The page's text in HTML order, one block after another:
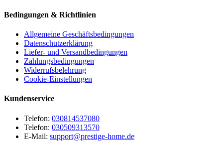
Bedingungen & Richtlinien
Allgemeine Geschäftsbedingungen
Datenschutzerklärung
Liefer- und Versandbedingungen
Zahlungsbedingungen
Widerrufsbelehrung
Cookie-Einstellungen
Kundenservice
Telefon: 030814537080
Telefon: 030509313570
E-Mail: support@prestige-home.de